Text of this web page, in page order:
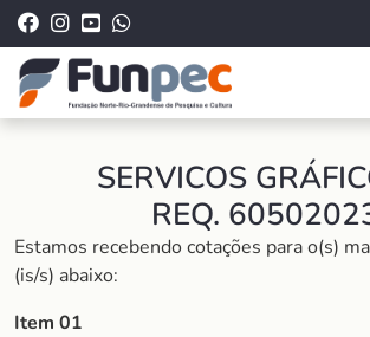
SERVICOS
REQ.
Estamos recebendo cotações para o(s)
(is/s) abaixo:
Item 01